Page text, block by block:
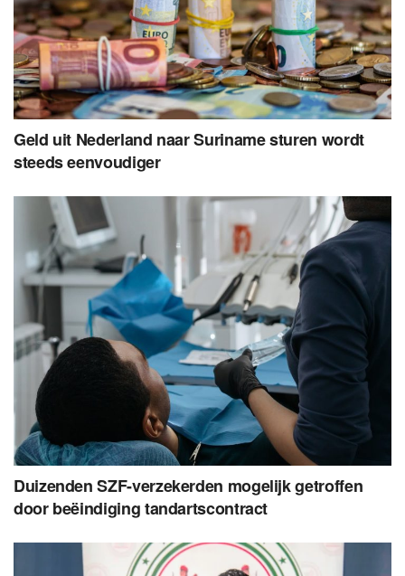
Geld uit Nederland naar Suriname sturen wordt
steeds eenvoudiger
Duizenden SZF-verzekerden mogelijk getroffen
door beëindiging tandartscontract